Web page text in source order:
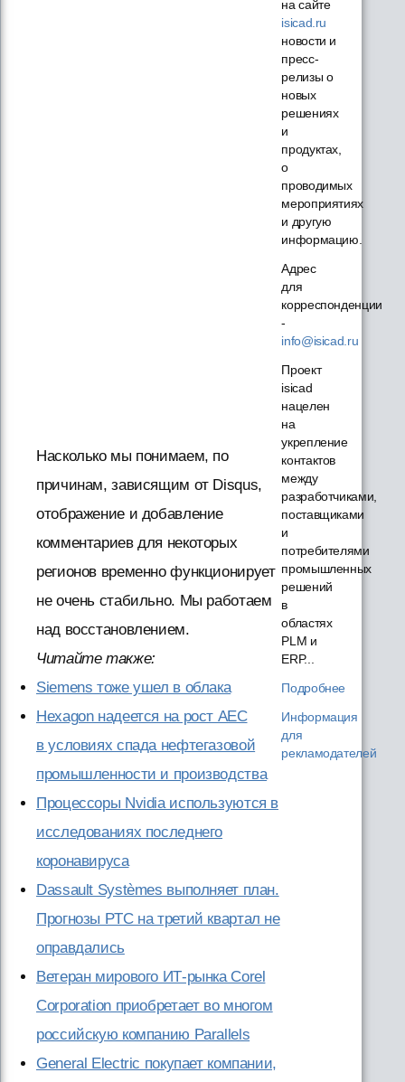
Насколько мы понимаем, по
причинам, зависящим от Disqus,
отображение и добавление
комментариев для некоторых
регионов временно функционирует
не очень стабильно. Мы работаем
над восстановлением.
Читайте также:
Siemens тоже ушел в облака
Hexagon надеется на рост AEC
в условиях спада нефтегазовой
промышленности и производства
Процессоры Nvidia используются в
исследованиях последнего
коронавируса
Dassault Systèmes выполняет план.
Прогнозы PTC на третий квартал не
оправдались
Ветеран мирового ИТ-рынка Corel
Corporation приобретает во многом
российскую компанию Parallels
General Electric покупает компании,
на сайте
isicad.ru
новости и
пресс-
релизы о
новых
решениях
и
продуктах,
о
проводимых
мероприятиях
и другую
информацию.
Адрес
для
корреспонденции
-
info@isicad.ru
Проект
isicad
нацелен
на
укрепление
контактов
между
разработчиками,
поставщиками
и
потребителями
промышленных
решений
в
областях
PLM и
ERP...
Подробнее
Информация
для
рекламодателей